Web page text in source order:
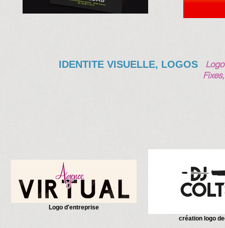
IDENTITE VISUELLE, LOGOS
Logo d'entreprise
création logo